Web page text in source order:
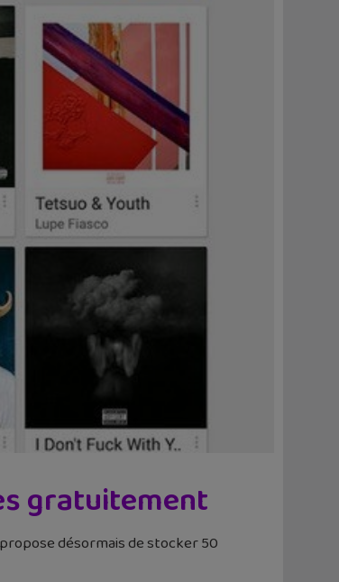
gratuitement
propose désormais de stocker 50